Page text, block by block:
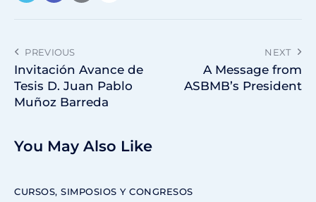
PREVIOUS
Invitación Avance de
Tesis D. Juan Pablo
Muñoz Barreda
NEXT
A Message from
ASBMB’s President
You May Also Like
CURSOS, SIMPOSIOS Y CONGRESOS